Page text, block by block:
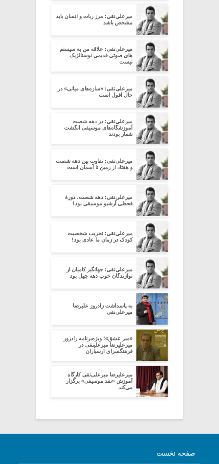
میرعلی‌نقی: مرز ربات و انسان باید
مشخص باشد
میرعلی‌نقی: علاقه من به سیستم
های صوتی قدیمی نوستالژیک
نیست
میرعلی‌نقی: «سازه‌های میانی» در
حال افول است
میرعلی‌نقی: در دهه شصت
آموزشگاه‌های موسیقی انگشت
شمار بودند
میرعلی‌نقی: تفاوت بین دهه شصت
و هفتاد از زمین تا آسمان است
میرعلی‌نقی: دهه شصت، دورۀ
قحطی آرشیو موسیقی بود!
میرعلی‌نقی: تخریب شخصیت
کودک در زمان ما عادی بود!
میرعلی‌نقی: جهانگیر کامیان از
نوازندگان خوب دهه چهل بود
به پاسداشت زادروز علیرضا
میرعلی‌نقی
‌«میر عشق»؛ ویژه‌برنامه زادروز
میرعلیرضا میرعلینقی در
فرهنگسرای ارسباران
میرعلیرضا میرعلی‌نقی کارگاه
آموزش «نقد موسیقی» برگزار
می‌کند
صفحه نخست